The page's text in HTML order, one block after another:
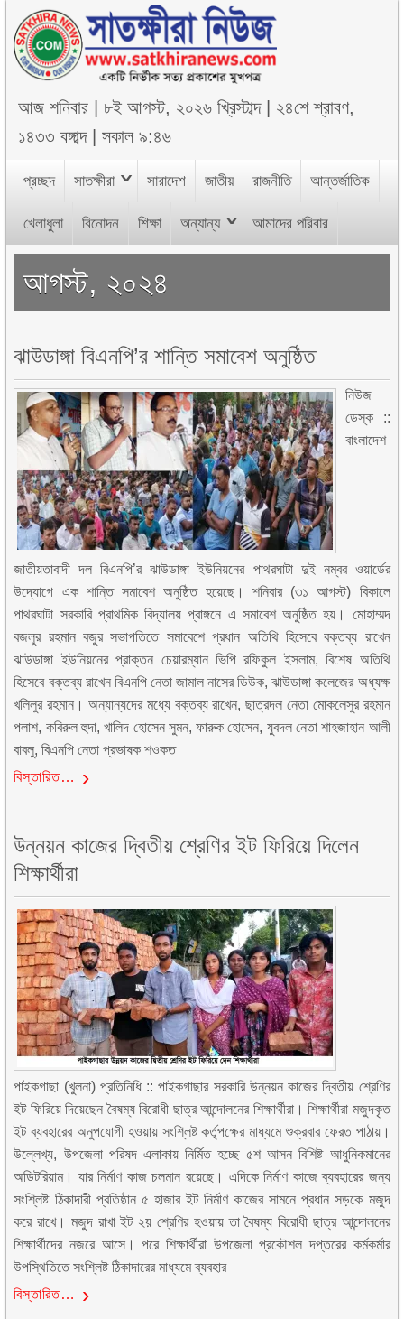
আজশনিবার ৮ই আগস্ট, ২০২৬ খ্রিস্টাব্দ| ২৪শে শ্রাবণ,
১৪৩৩ বঙ্গাব্দ|সকাল ৯:৪৬
প্রচ্ছদ সাতক্ষীরা সারাদেশ জাতীয় রাজনীতি আন্তর্জাতিক
খেলাধুলা বিনোদন শিক্ষা অন্যান্য আমাদের পরিবার
আগস্ট, ২০২৪
ঝাউডাঙ্গা বিএনপি’র শান্তি সমাবেশ অনুষ্ঠিত
নিউজ
ডেস্ক ::
বাংলাদেশ
জাতীয়তাবাদী দল বিএনপি’র ঝাউডাঙ্গা ইউনিয়নের পাথরঘাটা দুই নম্বর ওয়ার্ডের
উদ্যোগে এক শান্তি সমাবেশ অনুষ্ঠিত হয়েছে। শনিবার (৩১ আগস্ট) বিকালে
পাথরঘাটা সরকারি প্রাথমিক বিদ্যালয় প্রাঙ্গনে এ সমাবেশ অনুষ্ঠিত হয়। মোহাম্মদ
বজলুর রহমান বজুর সভাপতিতে সমাবেশে প্রধান অতিথি হিসেবে বক্তব্য রাখেন
ঝাউডাঙ্গা ইউনিয়নের প্রাক্তন চেয়ারম্যান ভিপি রফিকুল ইসলাম, বিশেষ অতিথি
হিসেবে বক্তব্য রাখেন বিএনপি নেতা জামাল নাসের ডিউক, ঝাউডাঙ্গা কলেজের অধ্যক্ষ
খলিলুর রহমান। অন্যান্যদের মধ্যে বক্তব্য রাখেন, ছাত্রদল নেতা মোকলেসুর রহমান
পলাশ, কবিরুল হুদা, খালিদ হোসেন সুমন, ফারুক হোসেন, যুবদল নেতা শাহজাহান আলী
বাবলু, বিএনপি নেতা প্রভাষক শওকত
বিস্তারিত…
উন্নয়ন কাজের দ্বিতীয় শ্রেণির ইট ফিরিয়ে দিলেন
শিক্ষার্থীরা
পাইকগাছা (খুলনা) প্রতিনিধি :: পাইকগাছার সরকারি উন্নয়ন কাজের দ্বিতীয় শ্রেণির
ইট ফিরিয়ে দিয়েছেন বৈষম্য বিরোধী ছাত্র আন্দোলনের শিক্ষার্থীরা। শিক্ষার্থীরা মজুদকৃত
ইট ব্যবহারের অনুপযোগী হওয়ায় সংশ্লিষ্ট কর্তৃপক্ষের মাধ্যমে শুক্রবার ফেরত পাঠায়।
উল্লেখ্য, উপজেলা পরিষদ এলাকায় নির্মিত হচ্ছে ৫শ আসন বিশিষ্ট আধুনিকমানের
অডিটরিয়াম। যার নির্মাণ কাজ চলমান রয়েছে। এদিকে নির্মাণ কাজে ব্যবহারের জন্য
সংশ্লিষ্ট ঠিকাদারী প্রতিষ্ঠান ৫ হাজার ইট নির্মাণ কাজের সামনে প্রধান সড়কে মজুদ
করে রাখে। মজুদ রাখা ইট ২য় শ্রেণির হওয়ায় তা বৈষম্য বিরোধী ছাত্র আন্দোলনের
শিক্ষার্থীদের নজরে আসে। পরে শিক্ষার্থীরা উপজেলা প্রকৌশল দপ্তরের কর্মকর্মার
উপস্থিতিতে সংশ্লিষ্ট ঠিকাদারের মাধ্যমে ব্যবহার
বিস্তারিত…